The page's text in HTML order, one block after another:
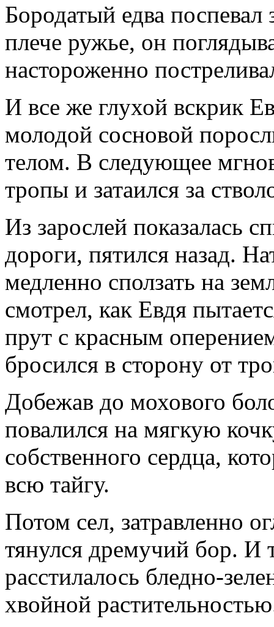
Бородатый едва
плече ружье, он
настороженно
И все же глухой вскрик
молодой сосновой
телом. В следующее
тропы и затаился за
Из зарослей показалась
дороги, пятился назад.
медленно сползать на
смотрел, как Евдя
прут с красным
бросился в сторону от
Добежав до мохового
повалился на мягкую
собственного сердца,
всю тайгу.
Потом сел, затравленно
тянулся дремучий бор. И
расстилалось бледно-
хвойной